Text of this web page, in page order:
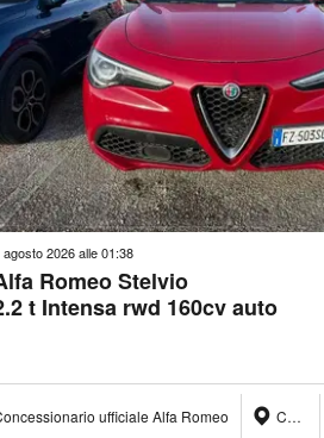
agosto 2026 alle 01:38
Romeo Stelvio
t Intensa rwd 160cv auto
ufficiale Alfa Romeo Ceccano (FR)